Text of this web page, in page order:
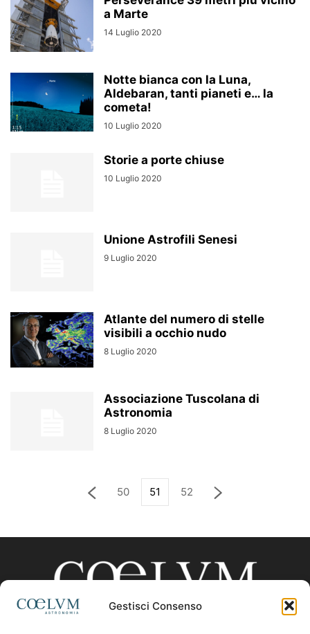
Gestisci Consenso
a Marte
14 Luglio 2020
Notte bianca con la Luna,
Aldebaran, tanti pianeti e… la
cometa!
10 Luglio 2020
Storie a porte chiuse
10 Luglio 2020
Unione Astrofili Senesi
9 Luglio 2020
Atlante del numero di stelle
visibili a occhio nudo
8 Luglio 2020
Associazione Tuscolana di
Astronomia
8 Luglio 2020
50 51 52